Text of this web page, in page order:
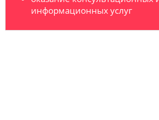
информационных услуг